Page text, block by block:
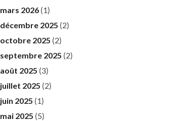
mars 2026(1)
décembre 2025 (2)
octobre 2025 (2)
septembre 2025 (2)
août 2025 (3)
juillet 2025 (2)
juin 2025 (1)
mai 2025 (5)